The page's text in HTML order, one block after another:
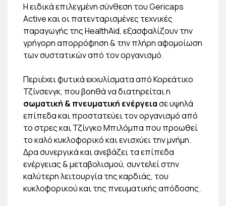
Η ειδικά επιλεγμένη σύνθεση του Gericaps
Active και οι πατενταρισμένες τεχνικές
παραγωγής της HealthAid, εξασφαλίζουν την
γρήγορη απορρόφηση & την πλήρη αφομοίωση
των συστατικών από τον οργανισμό.
Περιέχει φυτικά εκχυλίσματα από Κορεάτικο
Τζίνσενγκ, που βοηθά να διατηρείται η
σωματική & πνευματική ενέργειασε υψηλά
επίπεδα και προστατεύει τον οργανισμό από
το στρες και Τζίνγκο Μπιλόμπα που προωθεί
το καλό κυκλοφορικό και ενισχύει την μνήμη.
Δρα συνεργικά και ανεβάζει τα επίπεδα
ενέργειας & μεταβολισμού, συντελεί στην
καλύτερη λειτουργία της καρδιάς, του
κυκλοφορικού και της πνευματικής απόδοσης.